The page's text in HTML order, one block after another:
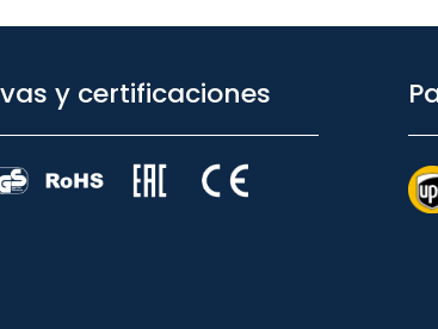
y certificaciones